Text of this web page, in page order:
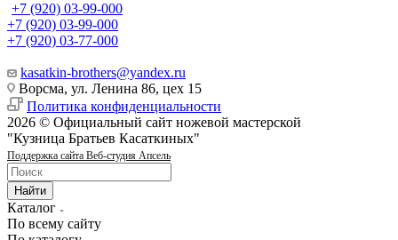
+7 (920) 03-99-000
+7 (920) 03-99-000
+7 (920) 03-77-000
kasatkin-brothers@yandex.ru
Ворсма, ул. Ленина 86, цех 15
Политика конфиденциальности
2026 © Официальный сайт ножевой мастерской
"Кузница Братьев Касаткиных"
Поддержка сайта Веб-студия Апсель
Найти
Каталог
По всему сайту